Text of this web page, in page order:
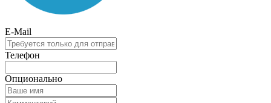
E-Mail
Телефон
Опционально